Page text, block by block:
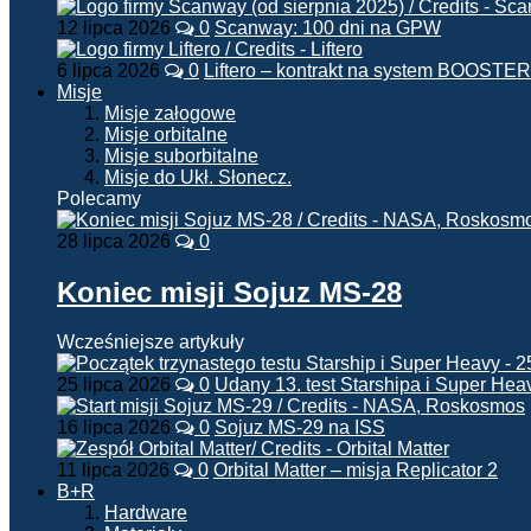
12 lipca 2026 0 Scanway: 100 dni na GPW
6 lipca 2026 0 Liftero – kontrakt na system BOOSTER
Misje
Misje załogowe
Misje orbitalne
Misje suborbitalne
Misje do Ukł. Słonecz.
Polecamy
28 lipca 2026 0
Koniec misji Sojuz MS-28
Wcześniejsze artykuły
25 lipca 2026 0 Udany 13. test Starshipa i Super
16 lipca 2026 0 Sojuz MS-29 na ISS
11 lipca 2026 0 Orbital Matter – misja Replicator 2
B+R
Hardware